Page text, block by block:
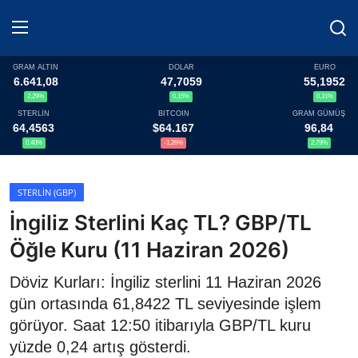
Haberler
Döviz
Altın Fiyatları
Döviz Kurları
Fonlar
Kripto Paralar
Çeviriciler
GRAM ALTIN
6.641,08
2,29%
DOLAR
47,7059
0,15%
EURO
55,1952
0,31%
STERLİN
64,4563
0,40%
BITCOIN
$64.167
-1,26%
GRAM GÜMÜŞ
96,84
2,79%
STERLIN (GBP)
İngiliz Sterlini Kaç TL? GBP/TL
Öğle Kuru (11 Haziran 2026)
Döviz Kurları: İngiliz sterlini 11 Haziran 2026
gün ortasında 61,8422 TL seviyesinde işlem
görüyor. Saat 12:50 itibarıyla GBP/TL kuru
yüzde 0,24 artış gösterdi.